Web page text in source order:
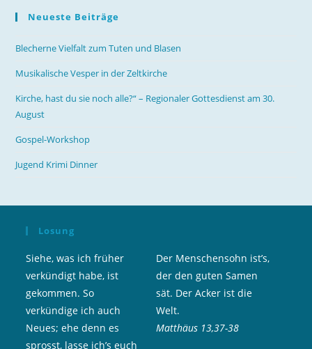
Neueste Beiträge
Blecherne Vielfalt zum Tuten und Blasen
Musikalische Vesper in der Zeltkirche
Kirche, hast du sie noch alle?“ – Regionaler Gottesdienst am 30.
August
Gospel-Workshop
Jugend Krimi Dinner
Losung
Siehe, was ich früher
verkündigt habe, ist
gekommen. So
verkündige ich auch
Neues; ehe denn es
sprosst, lasse ich’s euch
Der Menschensohn ist’s,
der den guten Samen
sät. Der Acker ist die
Welt.
Matthäus 13,37-38